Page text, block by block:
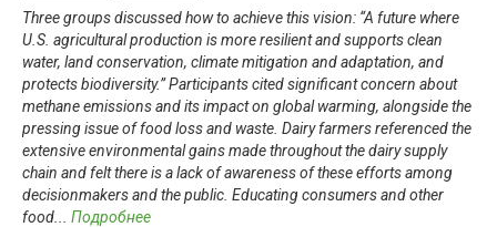
Three groups discussed how to achieve this vision: “A future where
U.S. agricultural production is more resilient and supports clean
water, land conservation, climate mitigation and adaptation, and
protects biodiversity.” Participants cited significant concern about
methane emissions and its impact on global warming, alongside the
pressing issue of food loss and waste. Dairy farmers referenced the
extensive environmental gains made throughout the dairy supply
chain and felt there is a lack of awareness of these efforts among
decisionmakers and the public. Educating consumers and other
food
Подробнее